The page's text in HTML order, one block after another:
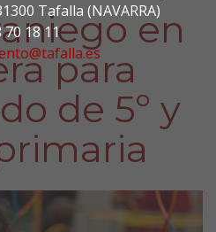
Tafalla (NAVARRA)
70 18 11
en
para
de 5º y